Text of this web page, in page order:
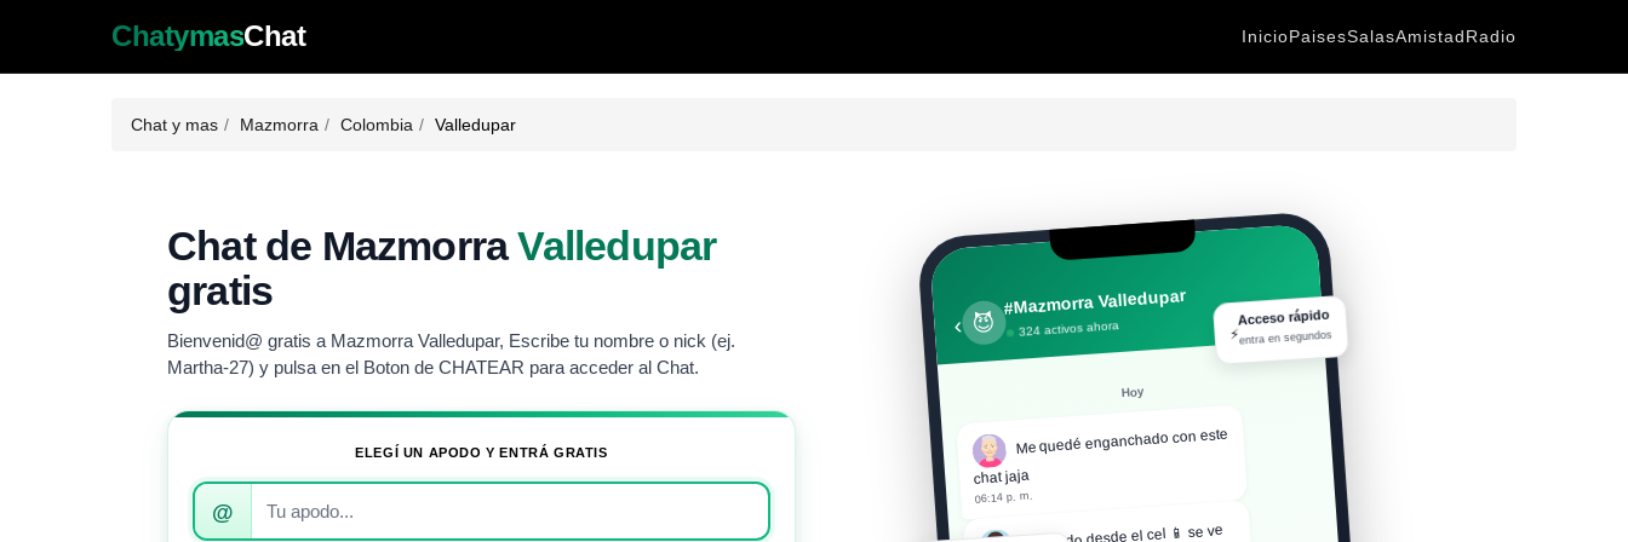
ChatymasChat InicioPaisesSalasAmistadRadio
Chat y mas Mazmorra Colombia Valledupar
Chat de MazmorraValledupar
gratis
Bienvenid@ gratis a Mazmorra Valledupar, Escribe tu nombre o nick (ej.
Martha-27) y pulsa en el Boton de CHATEAR para acceder al Chat.
ELEGÍ UN APODO Y ENTRÁ GRATIS
Introduce
@
‹ 😈
#Mazmorra Valledupar
324 activos ahora
Hoy
Me quedé enganchado con este
chat jaja
06:14 p. m.
⚡
Acceso rápido
entra en segundos